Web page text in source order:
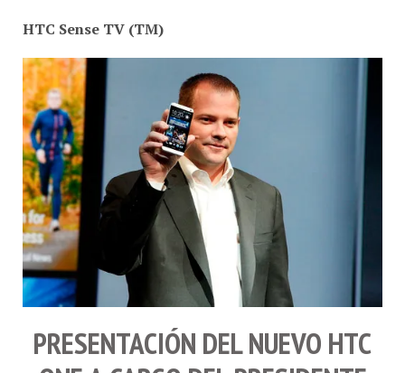
HTC Sense TV (TM)
PRESENTACIÓN DEL NUEVO HTC